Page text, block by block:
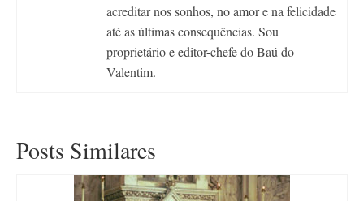
acreditar nos sonhos, no amor e na felicidade
até as últimas consequências. Sou
proprietário e editor-chefe do Baú do
Valentim.
Posts Similares